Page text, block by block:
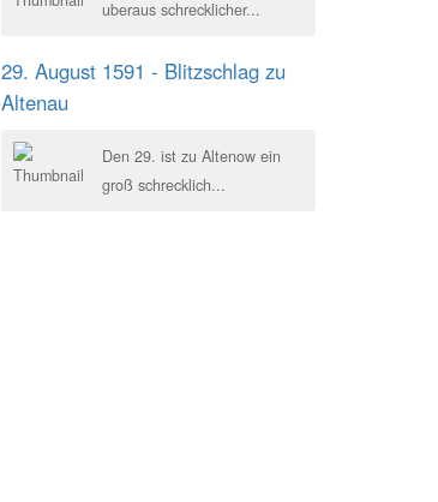
uberaus schrecklicher...
29. August 1591 - Blitzschlag zu
Altenau
Den 29. ist zu Altenow ein
groß schrecklich...